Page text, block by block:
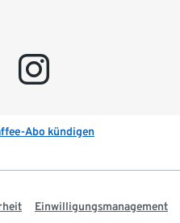
instagram
Abo kündigen
Einwilligungsmanagement